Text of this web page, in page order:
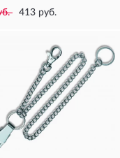
413 руб.